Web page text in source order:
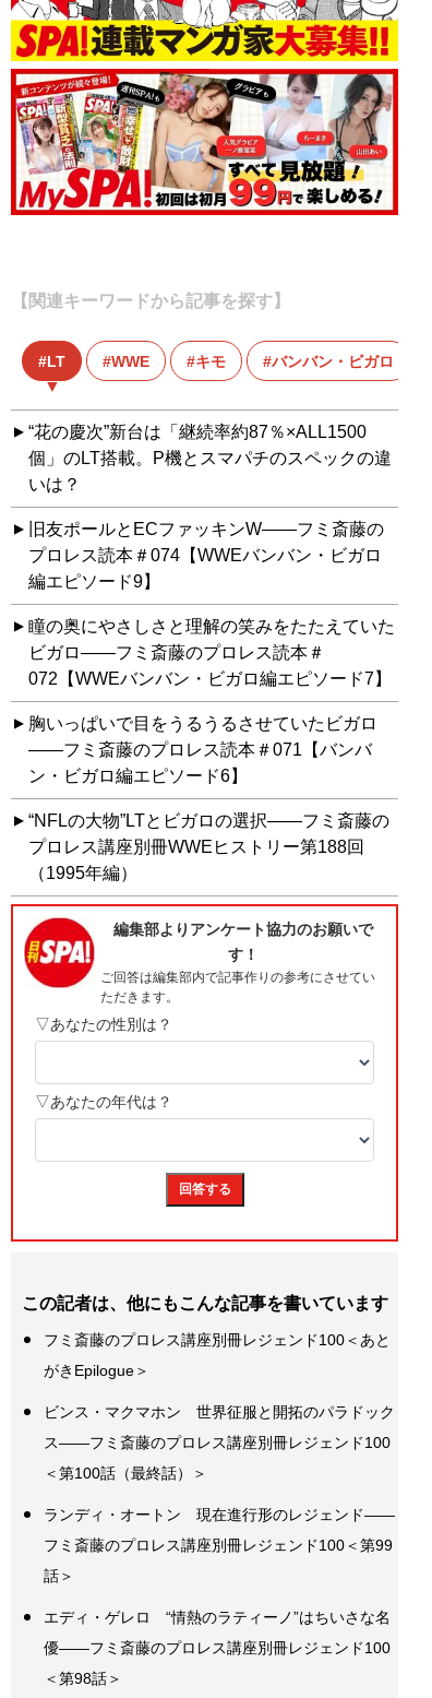
【関連キーワードから記事を探す】
LT WWE キモ バンバン・ビガロ
“花の慶次”新台は「継続率約87％×ALL1500
個」のLT搭載。P機とスマパチのスペックの違
いは？
旧友ポールとECファッキンW――フミ斎藤の
プロレス読本＃074【WWEバンバン・ビガロ
編エピソード9】
瞳の奥にやさしさと理解の笑みをたたえていた
ビガロ――フミ斎藤のプロレス読本＃
072【WWEバンバン・ビガロ編エピソード7】
胸いっぱいで目をうるうるさせていたビガロ
――フミ斎藤のプロレス読本＃071【バンバ
ン・ビガロ編エピソード6】
“NFLの大物”LTとビガロの選択――フミ斎藤の
プロレス講座別冊WWEヒストリー第188回
（1995年編）
この記者は、他にもこんな記事を書いています
フミ斎藤のプロレス講座別冊レジェンド100＜あと
がきEpilogue＞
ビンス・マクマホン 世界征服と開拓のパラドック
ス――フミ斎藤のプロレス講座別冊レジェンド100
＜第100話（最終話）＞
ランディ・オートン 現在進行形のレジェンド――
フミ斎藤のプロレス講座別冊レジェンド100＜第99
話＞
エディ・ゲレロ “情熱のラティーノ”はちいさな名
優――フミ斎藤のプロレス講座別冊レジェンド100
＜第98話＞